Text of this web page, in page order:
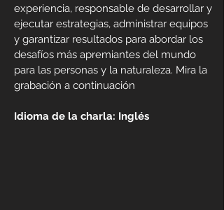
experiencia, responsable de desarrollar y
ejecutar estrategias, administrar equipos
y garantizar resultados para abordar los
desafíos más apremiantes del mundo
para las personas y la naturaleza. Mira la
grabación a continuación
Idioma de la charla: Inglés